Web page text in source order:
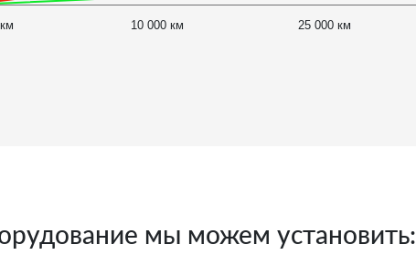
10 000 км 25 000 км
мы можем установить: